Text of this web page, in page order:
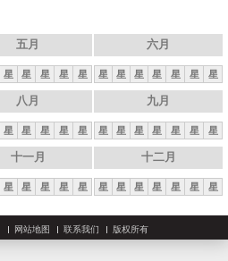
五月
星 星 星 星 星
六月
星 星 星 星 星 星 星
八月
星 星 星 星 星
九月
星 星 星 星 星 星 星
十一月
星 星 星 星 星
十二月
星 星 星 星 星 星 星
网站地图 联系我们 版权所有